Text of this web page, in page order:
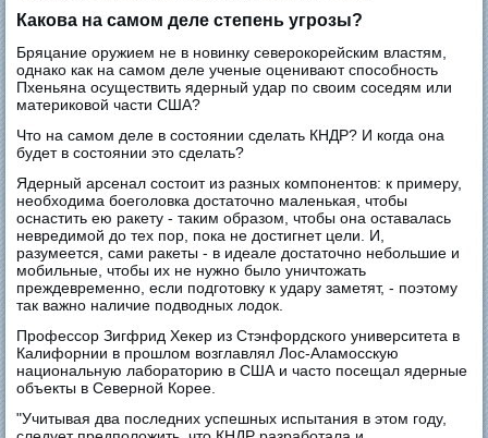
Какова на самом деле степень угрозы?
Бряцание оружием не в новинку северокорейским властям,
однако как на самом деле ученые оценивают способность
Пхеньяна осуществить ядерный удар по своим соседям или
материковой части США?
Что на самом деле в состоянии сделать КНДР? И когда она
будет в состоянии это сделать?
Ядерный арсенал состоит из разных компонентов: к примеру,
необходима боеголовка достаточно маленькая, чтобы
оснастить ею ракету - таким образом, чтобы она оставалась
невредимой до тех пор, пока не достигнет цели. И,
разумеется, сами ракеты - в идеале достаточно небольшие и
мобильные, чтобы их не нужно было уничтожать
преждевременно, если подготовку к удару заметят, - поэтому
так важно наличие подводных лодок.
Профессор Зигфрид Хекер из Стэнфордского университета в
Калифорнии в прошлом возглавлял Лос-Аламосскую
национальную лабораторию в США и часто посещал ядерные
объекты в Северной Корее.
"Учитывая два последних успешных испытания в этом году,